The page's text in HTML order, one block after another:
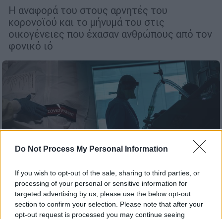
Do Not Process My Personal Information
If you wish to opt-out of the sale, sharing to third parties, or
processing of your personal or sensitive information for
targeted advertising by us, please use the below opt-out
section to confirm your selection. Please note that after your
opt-out request is processed you may continue seeing
Η αναφορά του στους αρνητές του
κορονοϊού και το μήνυμά του στις
οικογένειες που έχασαν ανθρώπους από τον
φονικό ιό
Ελλάδα|25.03.2021 13:50
Μαλεσίνα: Aκόμα ένας θάνατος από
κορονοϊό - Στους 14 οι νεκροί